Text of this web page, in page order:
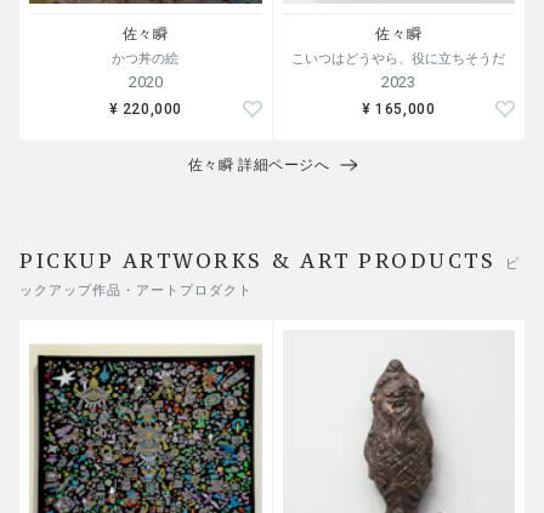
佐々瞬
かつ丼の絵
2020
¥ 220,000
佐々瞬
こいつはどうやら、役に立ちそうだ
2023
¥ 165,000
佐々瞬 詳細ページへ
PICKUP ARTWORKS & ART PRODUCTS
ピ
ックアップ作品・アートプロダクト